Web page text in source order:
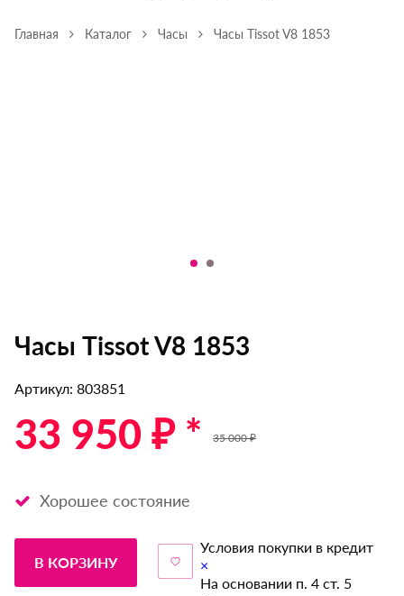
Главная Каталог Часы Часы Tissot V8 1853
Часы Tissot V8 1853
Артикул: 803851
33 950 ₽ * 35 000 ₽
Хорошее состояние
В КОРЗИНУ
Условия покупки в кредит
×
На основании п. 4 ст. 5